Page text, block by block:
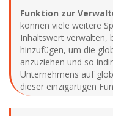
Funktion zur
können viele weitere
Inhaltswert verwalten,
hinzufügen, um die
anzuziehen und so
Unternehmens auf
dieser einzigartigen